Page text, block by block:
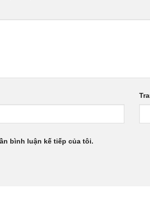
bình luận kế tiếp của tôi.